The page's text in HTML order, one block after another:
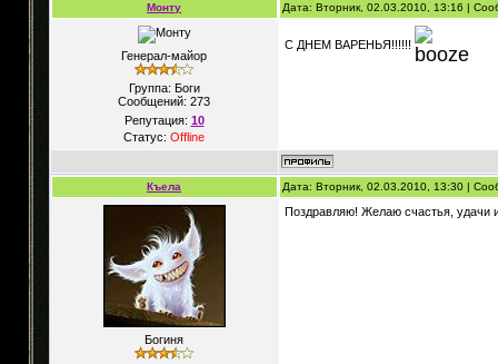
Монту Дата: Вторник, 02.03.2010, 13:16 |
Генерал-майор
Группа: Боги
Сообщений: 273
Репутация: 10
Статус: Offline
C ДНЕМ ВАРЕНЬЯ!!!!!!
Къела Дата: Вторник, 02.03.2010, 13:30 |
Богиня
Поздравляю! Желаю счастья, удачи